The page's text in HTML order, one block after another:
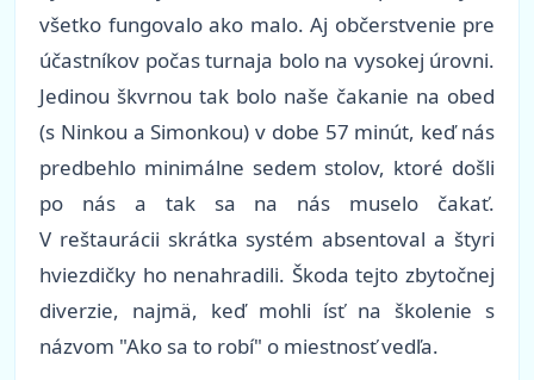
všetko fungovalo ako malo. Aj občerstvenie pre
účastníkov počas turnaja bolo na vysokej úrovni.
Jedinou škvrnou tak bolo naše čakanie na obed
(s Ninkou a Simonkou) v dobe 57 minút, keď nás
predbehlo minimálne sedem stolov, ktoré došli
po nás a tak sa na nás muselo čakať.
V reštaurácii skrátka systém absentoval a štyri
hviezdičky ho nenahradili. Škoda tejto zbytočnej
diverzie, najmä, keď mohli ísť na školenie s
názvom "Ako sa to robí" o miestnosť vedľa.